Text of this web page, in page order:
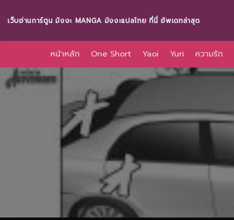
toเว็บอ่านการ์ตูน มังงะ MANGA มังงะแปลไทย ที่นี่ อัพเดทล่าสุด
หน้าหลัก One Short Yaoi Yuri ความรัก